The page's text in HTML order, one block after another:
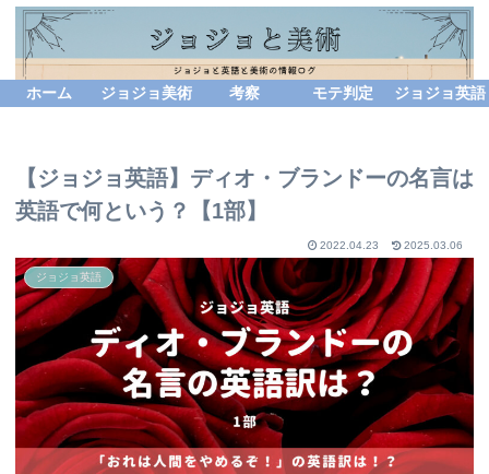
ホーム ジョジョ美術 考察 モテ判定 ジョジョ英語
【ジョジョ英語】ディオ・ブランドーの名言は
英語で何という？【1部】
2022.04.23 2025.03.06
ジョジョ英語